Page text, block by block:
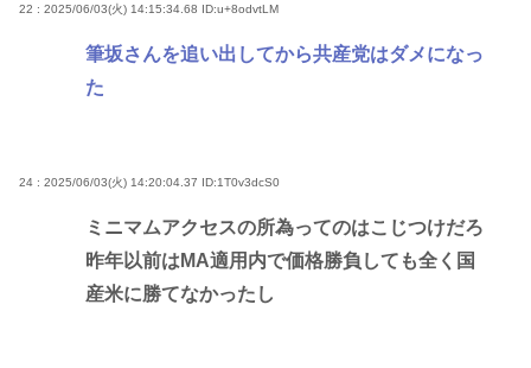
22 : 2025/06/03(火) 14:15:34.68 ID:u+8odvtLM
筆坂さんを追い出してから共産党はダメになっ
た
24 : 2025/06/03(火) 14:20:04.37 ID:1T0v3dcS0
ミニマムアクセスの所為ってのはこじつけだろ
昨年以前はMA適用内で価格勝負しても全く国
産米に勝てなかったし